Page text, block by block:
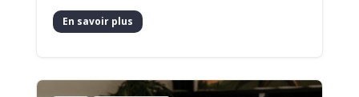
En savoir plus